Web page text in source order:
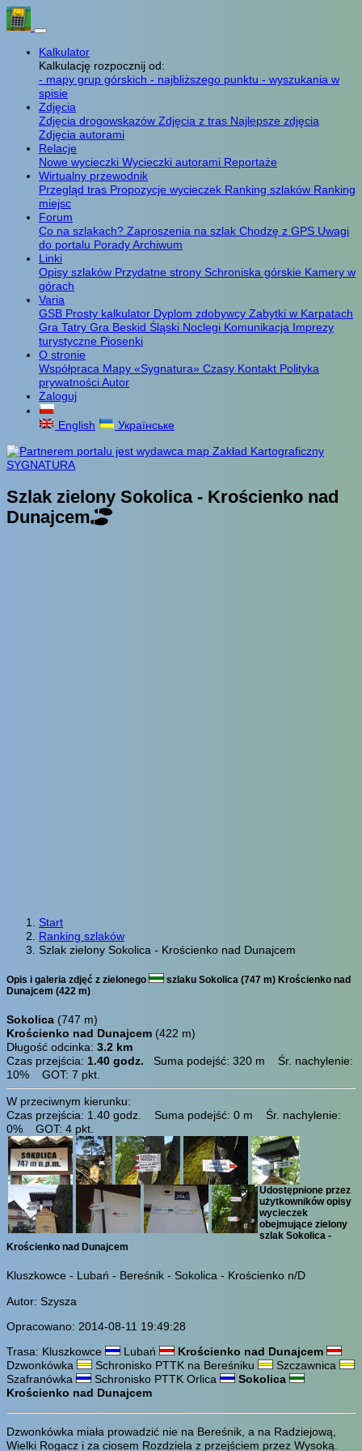
Kalkulator
Kalkulację rozpocznij od:
- mapy grup górskich - najbliższego punktu - wyszukania w
spisie
Zdjęcia
Zdjęcia drogowskazów Zdjęcia z tras Najlepsze zdjęcia
Zdjęcia autorami
Relacje
Nowe wycieczki Wycieczki autorami Reportaże
Wirtualny przewodnik
Przegląd tras Propozycje wycieczek Ranking szlaków Ranking
miejsc
Forum
Co na szlakach? Zaproszenia na szlak Chodzę z GPS Uwagi
do portalu PoradyArchiwum
Linki
Opisy szlaków Przydatne strony Schroniska górskie Kamery w
górach
Varia
GSB Prosty kalkulator Dyplom zdobywcy Zabytki w Karpatach
Gra Tatry Gra Beskid Śląski Noclegi Komunikacja Imprezy
turystyczne Piosenki
O stronie
Współpraca Mapy «Sygnatura» Czasy Kontakt Polityka
prywatnościAutor
Zaloguj
English Українське
Szlak zielony Sokolica - Krościenko nad
Dunajcem
Start
Ranking szlaków
Szlak zielony Sokolica - Krościenko nad Dunajcem
Opis i galeria zdjęć z zielonego
szlaku Sokolica (747 m) Krościenko nad
Dunajcem (422 m)
Sokolica (747 m)
Krościenko nad Dunajcem (422 m)
Długość odcinka: 3.2 km
Czas przejścia: 1.40 godz. Suma podejść: 320 m Śr. nachylenie:
10% GOT: 7 pkt.
W przeciwnym kierunku:
Czas przejścia: 1.40 godz. Suma podejść: 0 m Śr. nachylenie:
0% GOT: 4 pkt.
Udostępnione przez
użytkowników opisy
wycieczek
obejmujące zielony
szlak Sokolica -
Krościenko nad Dunajcem
Kluszkowce - Lubań - Bereśnik - Sokolica - Krościenko n/D
Autor: Szysza
Opracowano: 2014-08-11 19:49:28
Trasa: Kluszkowce
Lubań
Krościenko nad Dunajcem
Dzwonkówka
Schronisko PTTK na Bereśniku
Szczawnica
Szafranówka
Schronisko PTTK Orlica
Sokolica
Krościenko nad Dunajcem
Dzwonkówka miała prowadzić nie na Bereśnik, a na Radziejową,
Wielki Rogacz i za ciosem Rozdziela z przejściem przez Wysoką.